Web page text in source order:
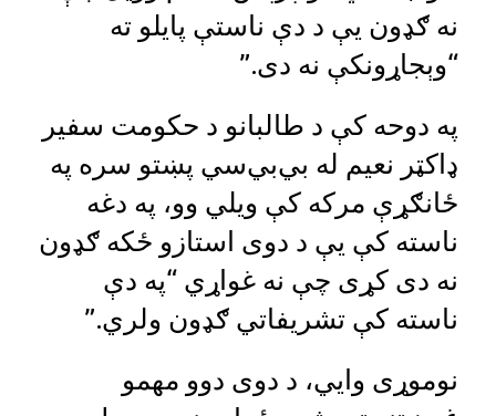
نه ګډون یې د دې ناستې پایلو ته
“وېجاړونکې نه دی.”
په دوحه کې د طالبانو د حکومت سفیر
ډاکټر نعیم له بي‌بي‌سي پښتو سره په
ځانګړې مرکه کې ویلي وو، په دغه
ناسته کې یې د دوی استازو ځکه ګډون
نه دی کړی چې نه غواړي “په دې
ناسته کې تشریفاتي ګډون ولري.”
نوموړی وايي، د دوی دوو مهمو